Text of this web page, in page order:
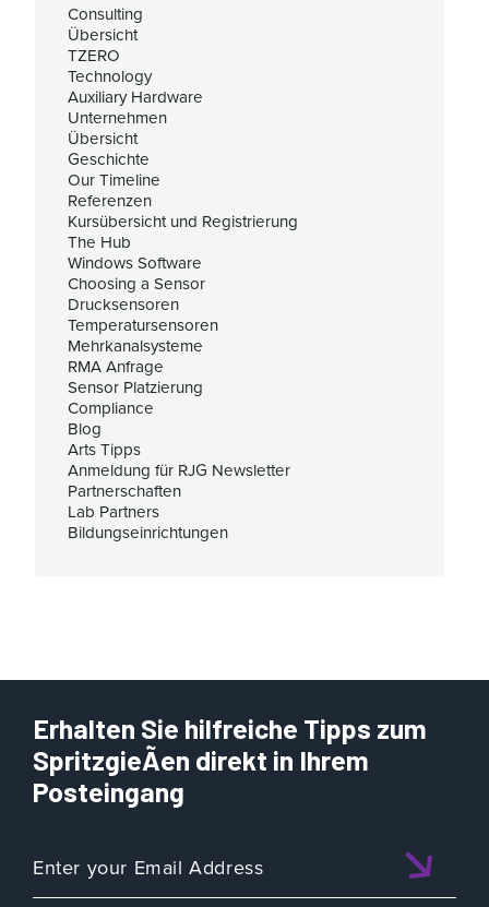
Consulting
Übersicht
TZERO
Technology
Auxiliary Hardware
Unternehmen
Übersicht
Geschichte
Our Timeline
Referenzen
Kursübersicht und Registrierung
The Hub
Windows Software
Choosing a Sensor
Drucksensoren
Temperatursensoren
Mehrkanalsysteme
RMA Anfrage
Sensor Platzierung
Compliance
Blog
Arts Tipps
Anmeldung für RJG Newsletter
Partnerschaften
Lab Partners
Bildungseinrichtungen
Erhalten Sie hilfreiche Tipps zum
SpritzgieÃen direkt in Ihrem
Posteingang